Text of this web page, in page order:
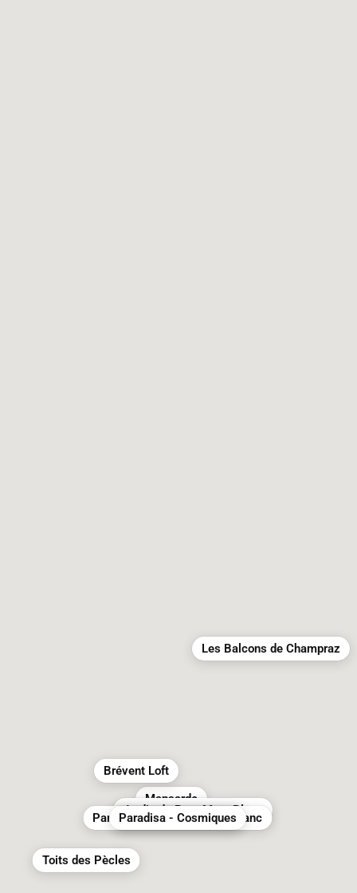
Mansarde
Toits des Pècles
Les Balcons de Champraz
Jardin du Parc Mont Blanc
Brévent Loft
Paradisa - Penthouse
Paradisa - Terrasse Mont-Blanc
Paradisa - Cosmiques